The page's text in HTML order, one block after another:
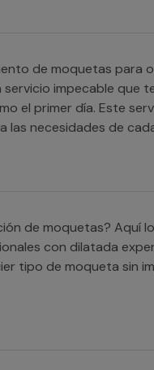
de moquetas para
impecable que
el primer día. Este
las necesidades de
de moquetas? Aquí
con dilatada
tipo de moqueta sin